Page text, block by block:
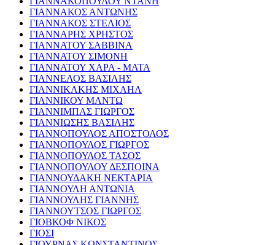
ΓΙΑΝΝΑΚΟΣ ΑΝΤΩΝΗΣ
ΓΙΑΝΝΑΚΟΣ ΣΤΕΛΙΟΣ
ΓΙΑΝΝΑΡΗΣ ΧΡΗΣΤΟΣ
ΓΙΑΝΝΑΤΟΥ ΣΑΒΒΙΝΑ
ΓΙΑΝΝΑΤΟΥ ΣΙΜΟΝΗ
ΓΙΑΝΝΑΤΟΥ ΧΑΡΑ - ΜΑΤΑ
ΓΙΑΝΝΕΛΟΣ ΒΑΣΙΛΗΣ
ΓΙΑΝΝΙΚΑΚΗΣ ΜΙΧΑΗΛ
ΓΙΑΝΝΙΚΟΥ ΜΑΝΤΩ
ΓΙΑΝΝΙΜΠΑΣ ΓΙΩΡΓΟΣ
ΓΙΑΝΝΙΩΣΗΣ ΒΑΣΙΛΗΣ
ΓΙΑΝΝΟΠΟΥΛΟΣ ΑΠΟΣΤΟΛΟΣ
ΓΙΑΝΝΟΠΟΥΛΟΣ ΓΙΩΡΓΟΣ
ΓΙΑΝΝΟΠΟΥΛΟΣ ΤΑΣΟΣ
ΓΙΑΝΝΟΠΟΥΛΟΥ ΔΕΣΠΟΙΝΑ
ΓΙΑΝΝΟΥΔΑΚΗ ΝΕΚΤΑΡΙΑ
ΓΙΑΝΝΟΥΛΗ ΑΝΤΩΝΙΑ
ΓΙΑΝΝΟΥΛΗΣ ΓΙΑΝΝΗΣ
ΓΙΑΝΝΟΥΤΣΟΣ ΓΙΩΡΓΟΣ
ΓΙΟΒΚΟΦ ΝΙΚΟΣ
ΓΙΟΣΙ